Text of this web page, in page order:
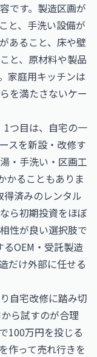
です。製造区画が
と、手洗い設備が
あること、床や壁
と、原材料や製品
家庭用キッチンは
を満たさないケー
1つ目は、自宅の一
スを新設・改修す
・手洗い・区画工
かることもありま
得済みのレンタル
ら初期投資をほぼ
性が良い選択肢で
OEM・受託製造
だけ外部に任せる
自宅改修に踏み切
ら試すのが合理
100万円を投じる
作って売れ行きを